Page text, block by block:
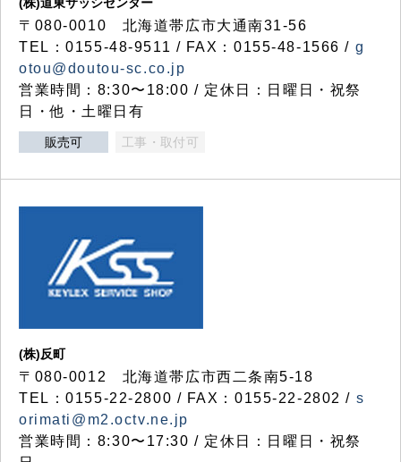
〒080-0010 北海道帯広市大通南31-56
TEL：0155-48-9511 / FAX：0155-48-1566 / g
otou@doutou-sc.co.jp
営業時間：8:30〜18:00 / 定休日：日曜日・祝祭
日・他・土曜日有
販売可 工事・取付可
(株)反町
〒080-0012 北海道帯広市西二条南5-18
TEL：0155-22-2800 / FAX：0155-22-2802 / s
orimati@m2.octv.ne.jp
営業時間：8:30〜17:30 / 定休日：日曜日・祝祭